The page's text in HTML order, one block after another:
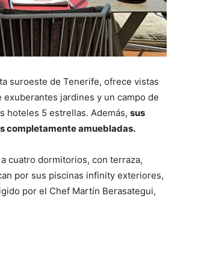
suroeste de Tenerife, ofrece vistas
exuberantes jardines y un campo de
hoteles 5 estrellas. Además, sus
completamente amuebladas.
cuatro dormitorios, con terraza,
por sus piscinas infinity exteriores,
por el Chef Martín Berasategui,